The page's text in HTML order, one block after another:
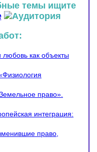
темы ищите
как объекты
право».
интеграция:
право,